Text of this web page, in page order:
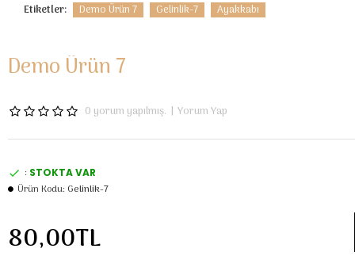
Etiketler: Demo Ürün 7 Gelinlik-7 Ayakkabı
Demo Ürün 7
0 yorum yapılmış. | Yorum Yap
80,00TL
: STOKTA VAR
Ürün Kodu: Gelinlik-7